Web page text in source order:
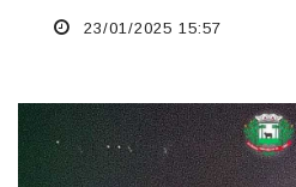
23/01/2025 15:57